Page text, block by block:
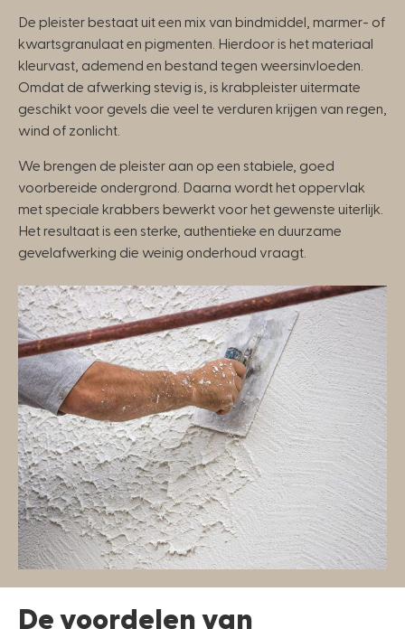
De pleister bestaat uit een mix van bindmiddel, marmer- of
kwartsgranulaat en pigmenten. Hierdoor is het materiaal
kleurvast, ademend en bestand tegen weersinvloeden.
Omdat de afwerking stevig is, is krabpleister uitermate
geschikt voor gevels die veel te verduren krijgen van regen,
wind of zonlicht.
We brengen de pleister aan op een stabiele, goed
voorbereide ondergrond. Daarna wordt het oppervlak
met speciale krabbers bewerkt voor het gewenste uiterlijk.
Het resultaat is een sterke, authentieke en duurzame
gevelafwerking die weinig onderhoud vraagt.
De voordelen van